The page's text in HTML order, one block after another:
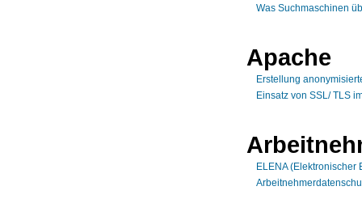
Was Suchmaschinen
Apache
Erstellung
Einsatz von SSL/ TLS
ELENA (Elektronischer